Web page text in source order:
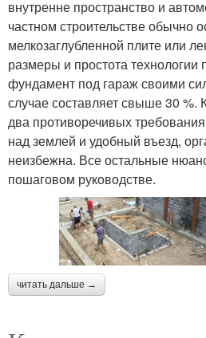
внутренне пространство и
частном строительстве обычно
мелкозаглубленной плите или
размеры и простота технологии
фундамент под гараж своими
случае составляет свыше 30 %.
два противоречивых
над землей и удобный въезд,
неизбежна. Все остальные
пошаговом руководстве.
читать дальше →